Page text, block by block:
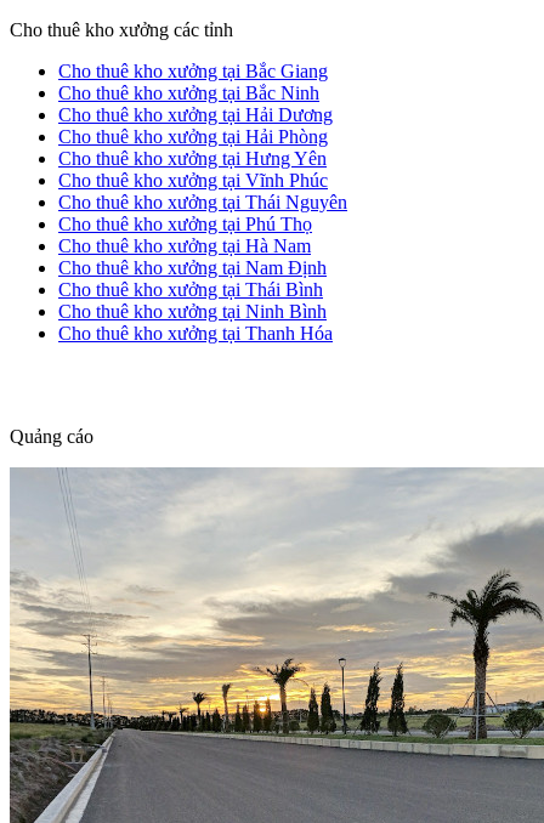
Cho thuê kho xưởng các tỉnh
Cho thuê kho xưởng tại Bắc Giang
Cho thuê kho xưởng tại Bắc Ninh
Cho thuê kho xưởng tại Hải Dương
Cho thuê kho xưởng tại Hải Phòng
Cho thuê kho xưởng tại Hưng Yên
Cho thuê kho xưởng tại Vĩnh Phúc
Cho thuê kho xưởng tại Thái Nguyên
Cho thuê kho xưởng tại Phú Thọ
Cho thuê kho xưởng tại Hà Nam
Cho thuê kho xưởng tại Nam Định
Cho thuê kho xưởng tại Thái Bình
Cho thuê kho xưởng tại Ninh Bình
Cho thuê kho xưởng tại Thanh Hóa
Quảng cáo